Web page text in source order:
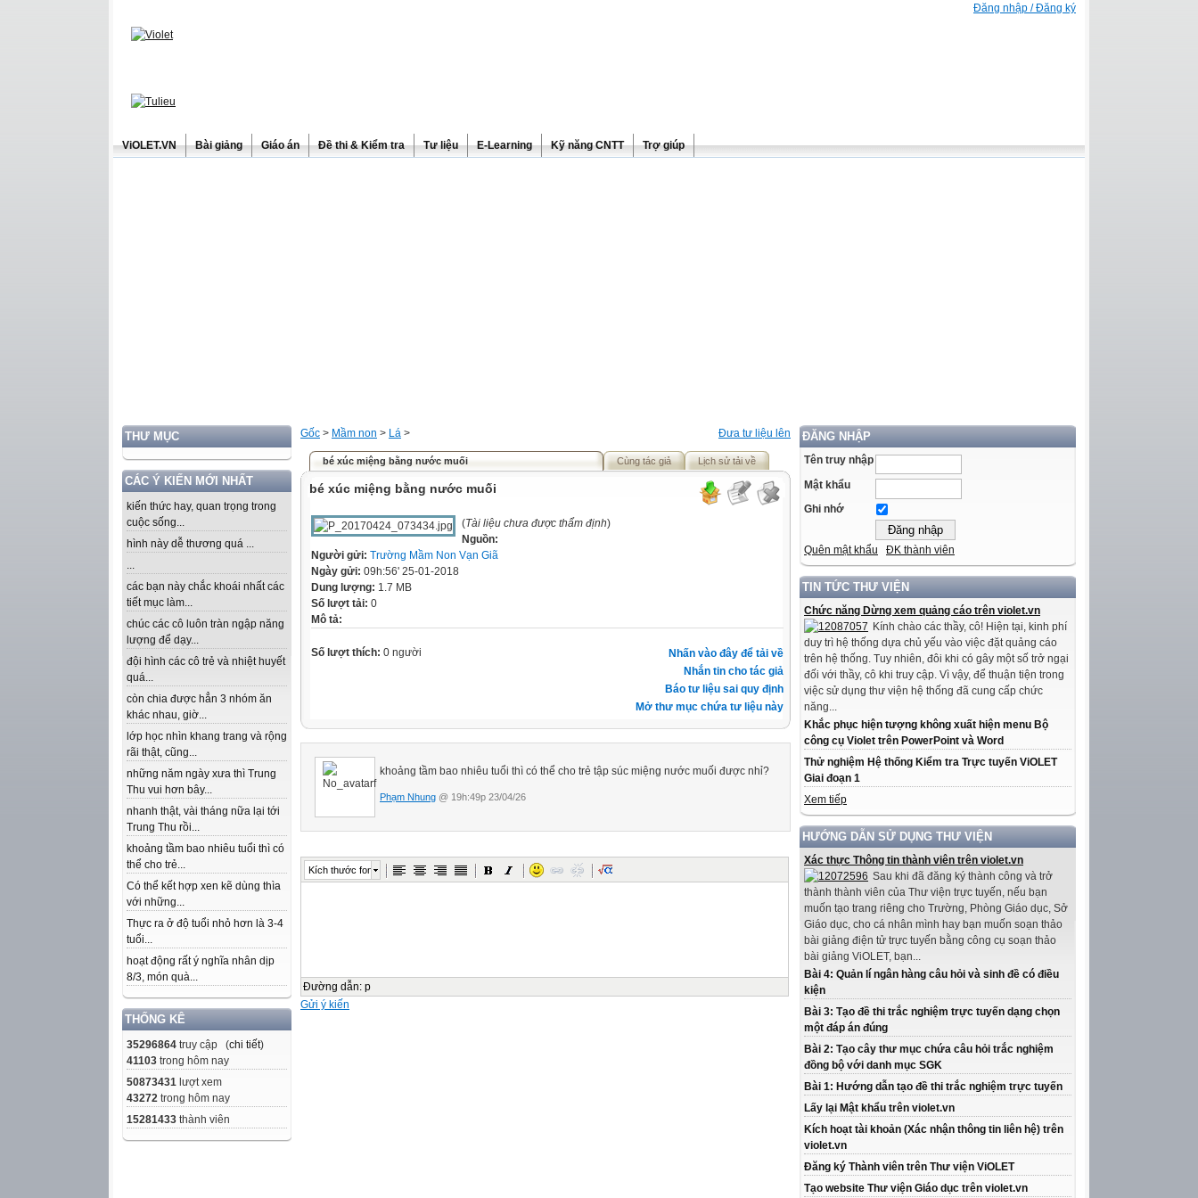
Đăng nhập / Đăng ký
ViOLET.VN Bài giảng Giáo án Đề thi & Kiểm tra Tư liệu E-Learning Kỹ năng CNTT Trợ giúp
THƯ MỤC
CÁC Ý KIẾN MỚI NHẤT
kiến thức hay, quan trọng trong
cuộc sống...
hình này dễ thương quá ...
...
các bạn này chắc khoái nhất các
tiết mục làm...
chúc các cô luôn tràn ngập năng
lượng để dạy...
đội hình các cô trẻ và nhiệt huyết
quá...
còn chia được hẳn 3 nhóm ăn
khác nhau, giờ...
lớp học nhìn khang trang và rộng
rãi thật, cũng...
những năm ngày xưa thì Trung
Thu vui hơn bây...
nhanh thật, vài tháng nữa lại tới
Trung Thu rồi...
khoảng tầm bao nhiêu tuổi thì có
thể cho trẻ...
Có thể kết hợp xen kẽ dùng thìa
với những...
Thực ra ở độ tuổi nhỏ hơn là 3-4
tuổi...
hoạt động rất ý nghĩa nhân dịp
8/3, món quà...
THỐNG KÊ
35296864 truy cập (chi tiết)
41103 trong hôm nay
50873431 lượt xem
43272 trong hôm nay
15281433 thành viên
ĐĂNG NHẬP
Tên truy nhập
Mật khẩu
Ghi nhớ
Quên mật khẩu ĐK thành viên
TIN TỨC THƯ VIỆN
Chức năng Dừng xem quảng cáo trên violet.vn
Kính chào các thầy, cô! Hiện tại, kinh phí
duy trì hệ thống dựa chủ yếu vào việc đặt quảng cáo
trên hệ thống. Tuy nhiên, đôi khi có gây một số trở ngại
đối với thầy, cô khi truy cập. Vì vậy, để thuận tiện trong
việc sử dụng thư viện hệ thống đã cung cấp chức
năng...
Khắc phục hiện tượng không xuất hiện menu Bộ
công cụ Violet trên PowerPoint và Word
Thử nghiệm Hệ thống Kiểm tra Trực tuyến ViOLET
Giai đoạn 1
Xem tiếp
HƯỚNG DẪN SỬ DỤNG THƯ VIỆN
Xác thực Thông tin thành viên trên violet.vn
Sau khi đã đăng ký thành công và trở
thành thành viên của Thư viện trực tuyến, nếu bạn
muốn tạo trang riêng cho Trường, Phòng Giáo dục, Sở
Giáo dục, cho cá nhân mình hay bạn muốn soạn thảo
bài giảng điện tử trực tuyến bằng công cụ soạn thảo
bài giảng ViOLET, bạn...
Bài 4: Quản lí ngân hàng câu hỏi và sinh đề có điều
kiện
Bài 3: Tạo đề thi trắc nghiệm trực tuyến dạng chọn
một đáp án đúng
Bài 2: Tạo cây thư mục chứa câu hỏi trắc nghiệm
đồng bộ với danh mục SGK
Bài 1: Hướng dẫn tạo đề thi trắc nghiệm trực tuyến
Lấy lại Mật khẩu trên violet.vn
Kích hoạt tài khoản (Xác nhận thông tin liên hệ) trên
violet.vn
Đăng ký Thành viên trên Thư viện ViOLET
Tạo website Thư viện Giáo dục trên violet.vn
Đưa tư liệu lên
Gốc > Mầm non > Lá >
bé xúc miệng bằng nước muối Cùng tác giả Lịch sử tải về
bé xúc miệng bằng nước muối
(Tài liệu chưa được thẩm định)
Nguồn:
Người gửi: Trường Mầm Non Vạn Giã
Ngày gửi: 09h:56' 25-01-2018
Dung lượng: 1.7 MB
Số lượt tải: 0
Mô tả:
Nhấn vào đây để tải về
Nhắn tin cho tác giả
Báo tư liệu sai quy định
Mở thư mục chứa tư liệu này
Số lượt thích: 0 người
khoảng tầm bao nhiêu tuổi thì có thể cho trẻ tập súc miệng nước muối được nhỉ?
Phạm Nhung @ 19h:49p 23/04/26
Kích thước font
Đường dẫn: p
Gửi ý kiến